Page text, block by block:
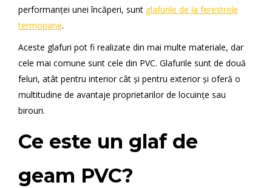
performanței unei încăperi, sunt glafurile de la ferestrele
termopane.
Aceste glafuri pot fi realizate din mai multe materiale, dar
cele mai comune sunt cele din PVC. Glafurile sunt de două
feluri, atât pentru interior cât și pentru exterior și oferă o
multitudine de avantaje proprietarilor de locuințe sau
birouri.
Ce este un glaf de
geam PVC?